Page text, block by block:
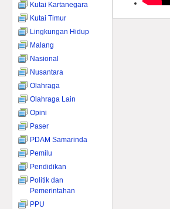
Kutai Kartanegara
Kutai Timur
Lingkungan Hidup
Malang
Nasional
Nusantara
Olahraga
Olahraga Lain
Opini
Paser
PDAM Samarinda
Pemilu
Pendidikan
Politik dan
Pemerintahan
PPU